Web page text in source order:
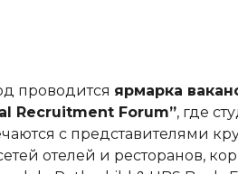
проводится ярмарка
Recruitment Forum”, где
c представителями
отелей и ресторанов,